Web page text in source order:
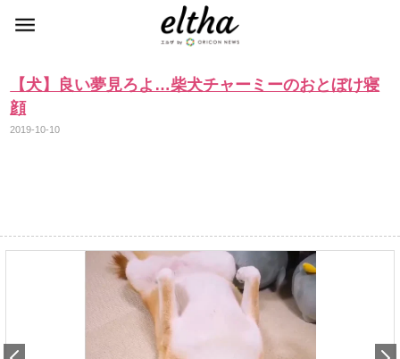
【犬】良い夢見ろよ…柴犬チャーミーのおとぼけ寝
顔
2019-10-10